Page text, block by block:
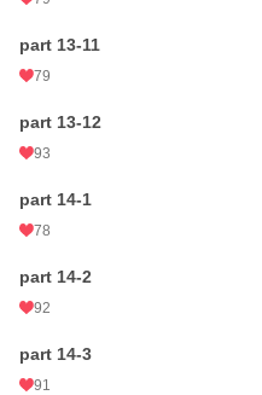
part 13-11
79
part 13-12
93
part 14-1
78
part 14-2
92
part 14-3
91